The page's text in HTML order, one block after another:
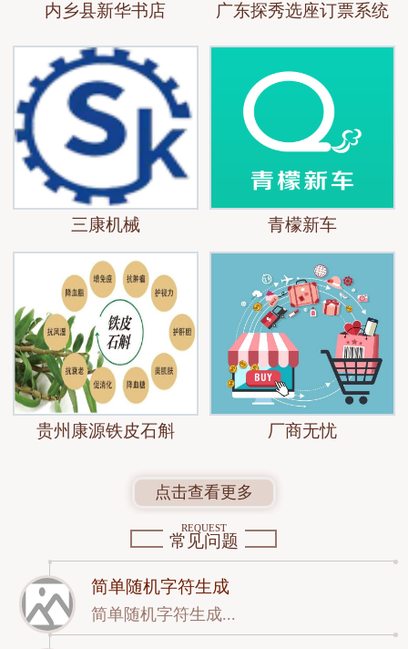
内乡县新华书店 广东探秀选座订票系统
三康机械 青檬新车
贵州康源铁皮石斛 厂商无忧
点击查看更多
REQUEST
常见问题
简单随机字符生成
简单随机字符生成...